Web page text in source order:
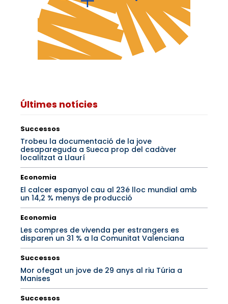
Últimes notícies
Successos
Trobeu la documentació de la jove
desapareguda a Sueca prop del cadàver
localitzat a Llaurí
Economia
El calcer espanyol cau al 23é lloc mundial amb
un 14,2 % menys de producció
Economia
Les compres de vivenda per estrangers es
disparen un 31 % a la Comunitat Valenciana
Successos
Mor ofegat un jove de 29 anys al riu Túria a
Manises
Successos